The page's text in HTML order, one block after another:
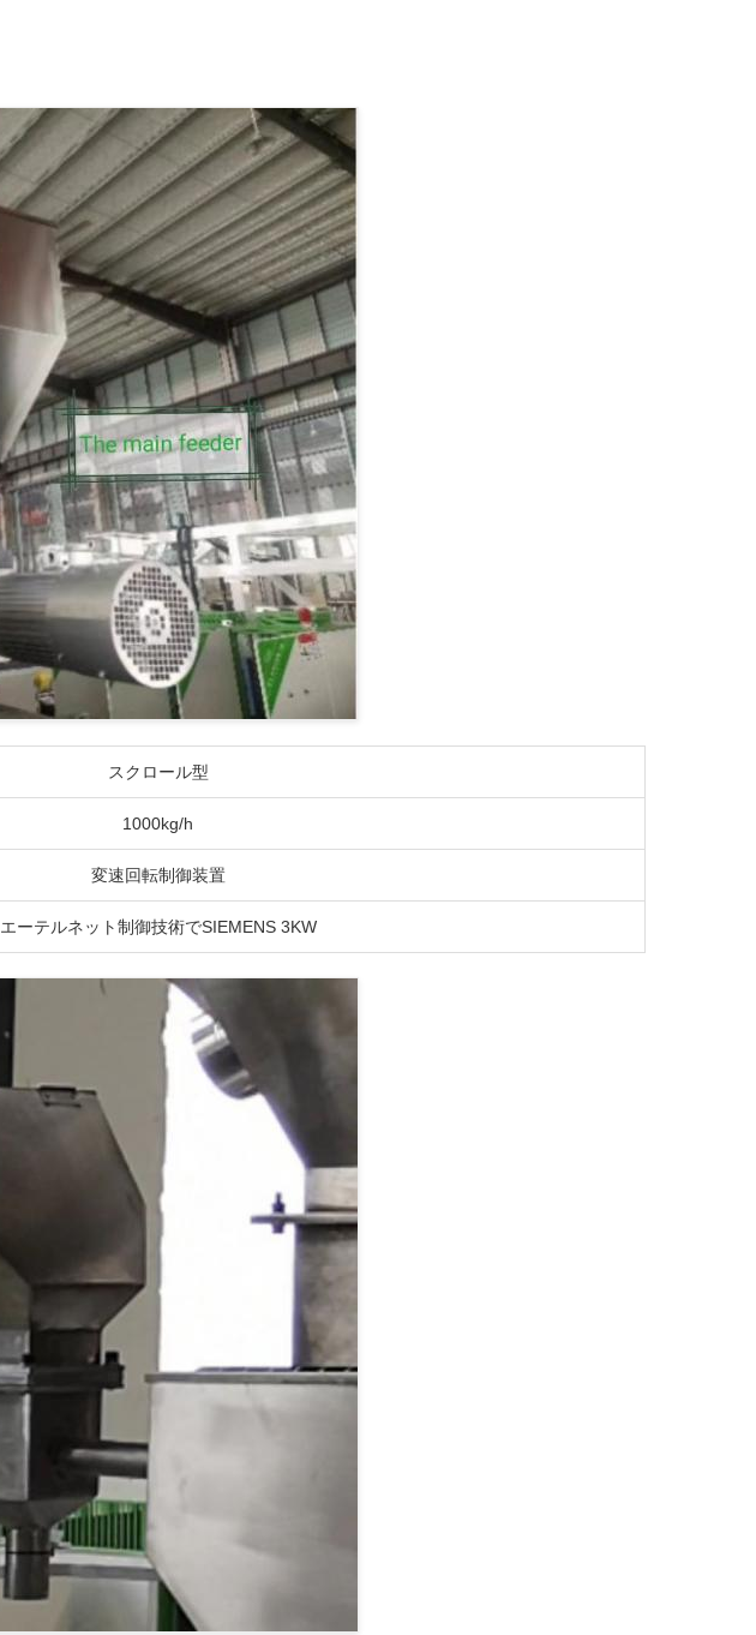
スクロール型
1000kg/h
変速回転制御装置
エーテルネット制御技術でSIEMENS 3KW